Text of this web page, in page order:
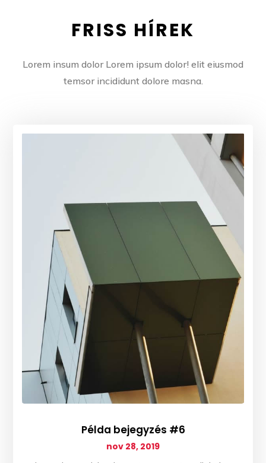
FRISS HÍREK
Lorem insum dolor Lorem ipsum dolor! elit eiusmod
temsor incididunt dolore masna.
Példa bejegyzés #6
nov 28, 2019